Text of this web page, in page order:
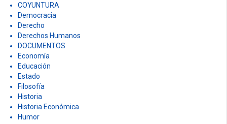
COYUNTURA
Democracia
Derecho
Derechos Humanos
DOCUMENTOS
Economía
Educación
Estado
Filosofía
Historia
Historia Económica
Humor